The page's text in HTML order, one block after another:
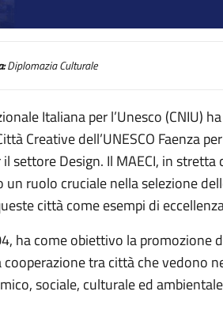
Diplomazia Culturale
Italiana per l’Unesco (CNIU)
Creative dell’UNESCO Faenza
settore Design. Il MAECI, in
ruolo cruciale nella selezione
città come esempi di
ha come obiettivo la promozione
tra città che vedono
sociale, culturale ed